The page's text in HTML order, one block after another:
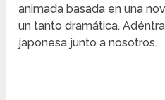
animada basada en una
un tanto dramática.
japonesa junto a nosotros.